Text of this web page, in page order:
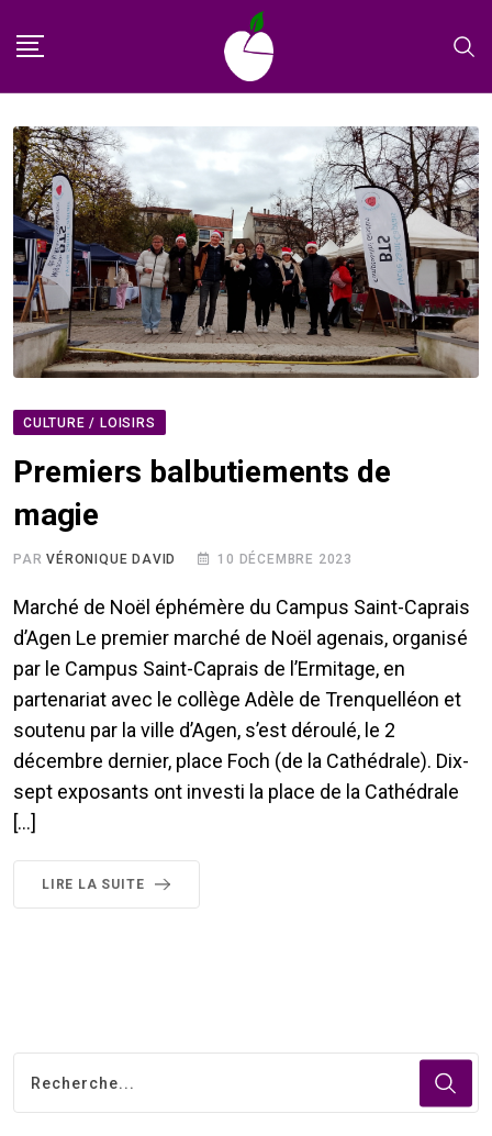
CULTURE / LOISIRS
Premiers balbutiements de
magie
PARVÉRONIQUE DAVID 10 DÉCEMBRE 2023
Marché de Noël éphémère du Campus Saint-Caprais
d’Agen Le premier marché de Noël agenais, organisé
par le Campus Saint-Caprais de l’Ermitage, en
partenariat avec le collège Adèle de Trenquelléon et
soutenu par la ville d’Agen, s’est déroulé, le 2
décembre dernier, place Foch (de la Cathédrale). Dix-
sept exposants ont investi la place de la Cathédrale
[…]
LIRE LA SUITE